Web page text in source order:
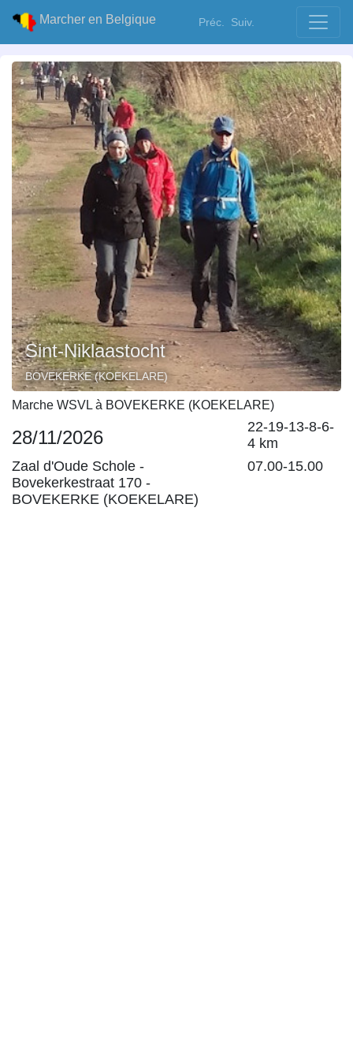
Marcher en Belgique Préc. Suiv.
Sint-Niklaastocht
BOVEKERKE (KOEKELARE)
Marche WSVL à BOVEKERKE (KOEKELARE)
28/11/2026
22-19-13-8-6-
4 km
Zaal d'Oude Schole -
Bovekerkestraat 170 -
BOVEKERKE (KOEKELARE)
07.00-15.00